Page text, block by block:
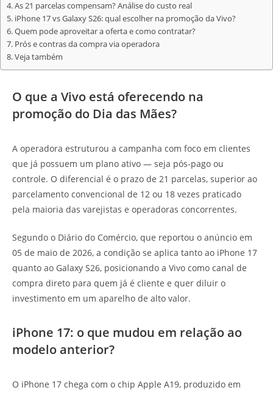
As 21 parcelas compensam? Análise do custo real
iPhone 17 vs Galaxy S26: qual escolher na promoção da Vivo?
Quem pode aproveitar a oferta e como contratar?
Prós e contras da compra via operadora
Veja também
O que a Vivo está oferecendo na
promoção do Dia das Mães?
A operadora estruturou a campanha com foco em clientes
que já possuem um plano ativo — seja pós-pago ou
controle. O diferencial é o prazo de 21 parcelas, superior ao
parcelamento convencional de 12 ou 18 vezes praticado
pela maioria das varejistas e operadoras concorrentes.
Segundo o Diário do Comércio, que reportou o anúncio em
05 de maio de 2026, a condição se aplica tanto ao iPhone 17
quanto ao Galaxy S26, posicionando a Vivo como canal de
compra direto para quem já é cliente e quer diluir o
investimento em um aparelho de alto valor.
iPhone 17: o que mudou em relação ao
modelo anterior?
O iPhone 17 chega com o chip Apple A19, produzido em